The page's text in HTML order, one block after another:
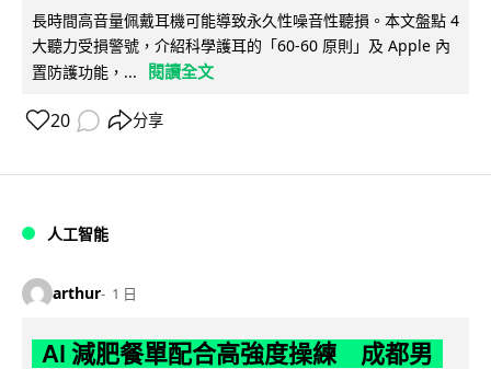
長時間高音量佩戴耳機可能導致永久性噪音性聽損。本文盤點 4
大聽力受損警號，介紹科學護耳的「60-60 原則」及 Apple 內
置防護功能，...
閱讀全文
20 分享
人工智能
arthur 1 日
AI 減肥餐單配合高強度操練 成都男